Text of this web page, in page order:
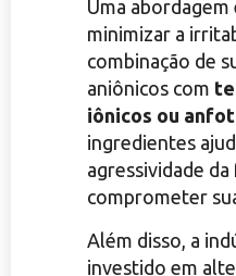
Uma abordagem
minimizar a
combinação de
aniônicos com
iônicos ou
ingredientes
agressividade
comprometer
Além disso, a
investido em